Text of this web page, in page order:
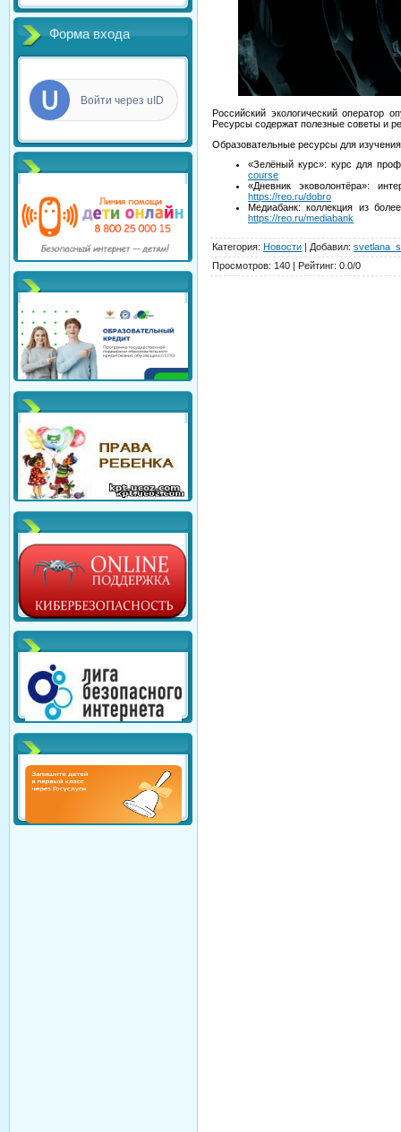
Форма входа
Войти через uID
Российский экологический оператор
Ресурсы содержат полезные советы и
Образовательные ресурсы для
«Зелёный курс»: курс для
course
«Дневник эковолонтёра»:
https://reo.ru/dobro
Медиабанк: коллекция из
https://reo.ru/mediabank
Категория: Новости | Добавил:
Просмотров: 140 | Рейтинг: 0.0/0